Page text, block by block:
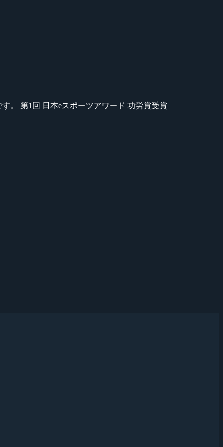
。 第1回 日本eスポーツアワード 功労賞受賞